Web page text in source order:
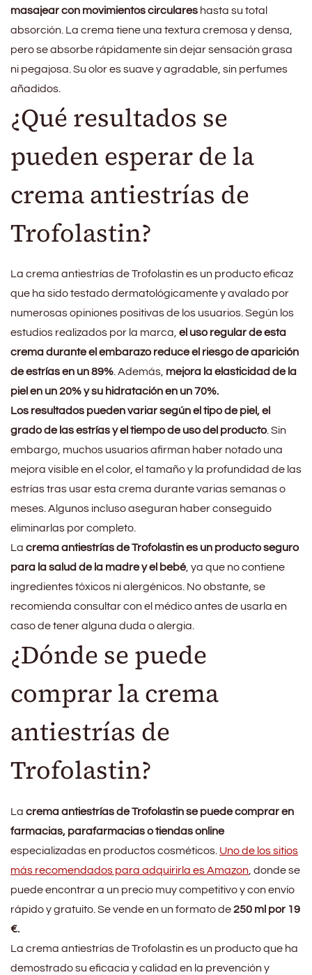
masajear con movimientos circulares hasta su total
absorción. La crema tiene una textura cremosa y densa,
pero se absorbe rápidamente sin dejar sensación grasa
ni pegajosa. Su olor es suave y agradable, sin perfumes
añadidos.
¿Qué resultados se
pueden esperar de la
crema antiestrías de
Trofolastin?
La crema antiestrías de Trofolastin es un producto eficaz
que ha sido testado dermatológicamente y avalado por
numerosas opiniones positivas de los usuarios. Según los
estudios realizados por la marca, el uso regular de esta
crema durante el embarazo reduce el riesgo de aparición
de estrías en un 89%. Además, mejora la elasticidad de la
piel en un 20% y su hidratación en un 70%.
Los resultados pueden variar según el tipo de piel, el
grado de las estrías y el tiempo de uso del producto. Sin
embargo, muchos usuarios afirman haber notado una
mejora visible en el color, el tamaño y la profundidad de las
estrías tras usar esta crema durante varias semanas o
meses. Algunos incluso aseguran haber conseguido
eliminarlas por completo.
La crema antiestrías de Trofolastin es un producto seguro
para la salud de la madre y el bebé, ya que no contiene
ingredientes tóxicos ni alergénicos. No obstante, se
recomienda consultar con el médico antes de usarla en
caso de tener alguna duda o alergia.
¿Dónde se puede
comprar la crema
antiestrías de
Trofolastin?
La crema antiestrías de Trofolastin se puede comprar en
farmacias, parafarmacias o tiendas online
especializadas en productos cosméticos. Uno de los sitios
más recomendados para adquirirla es Amazon , donde se
puede encontrar a un precio muy competitivo y con envío
rápido y gratuito. Se vende en un formato de250 ml por 19
€.
La crema antiestrías de Trofolastin es un producto que ha
demostrado su eficacia y calidad en la prevención y